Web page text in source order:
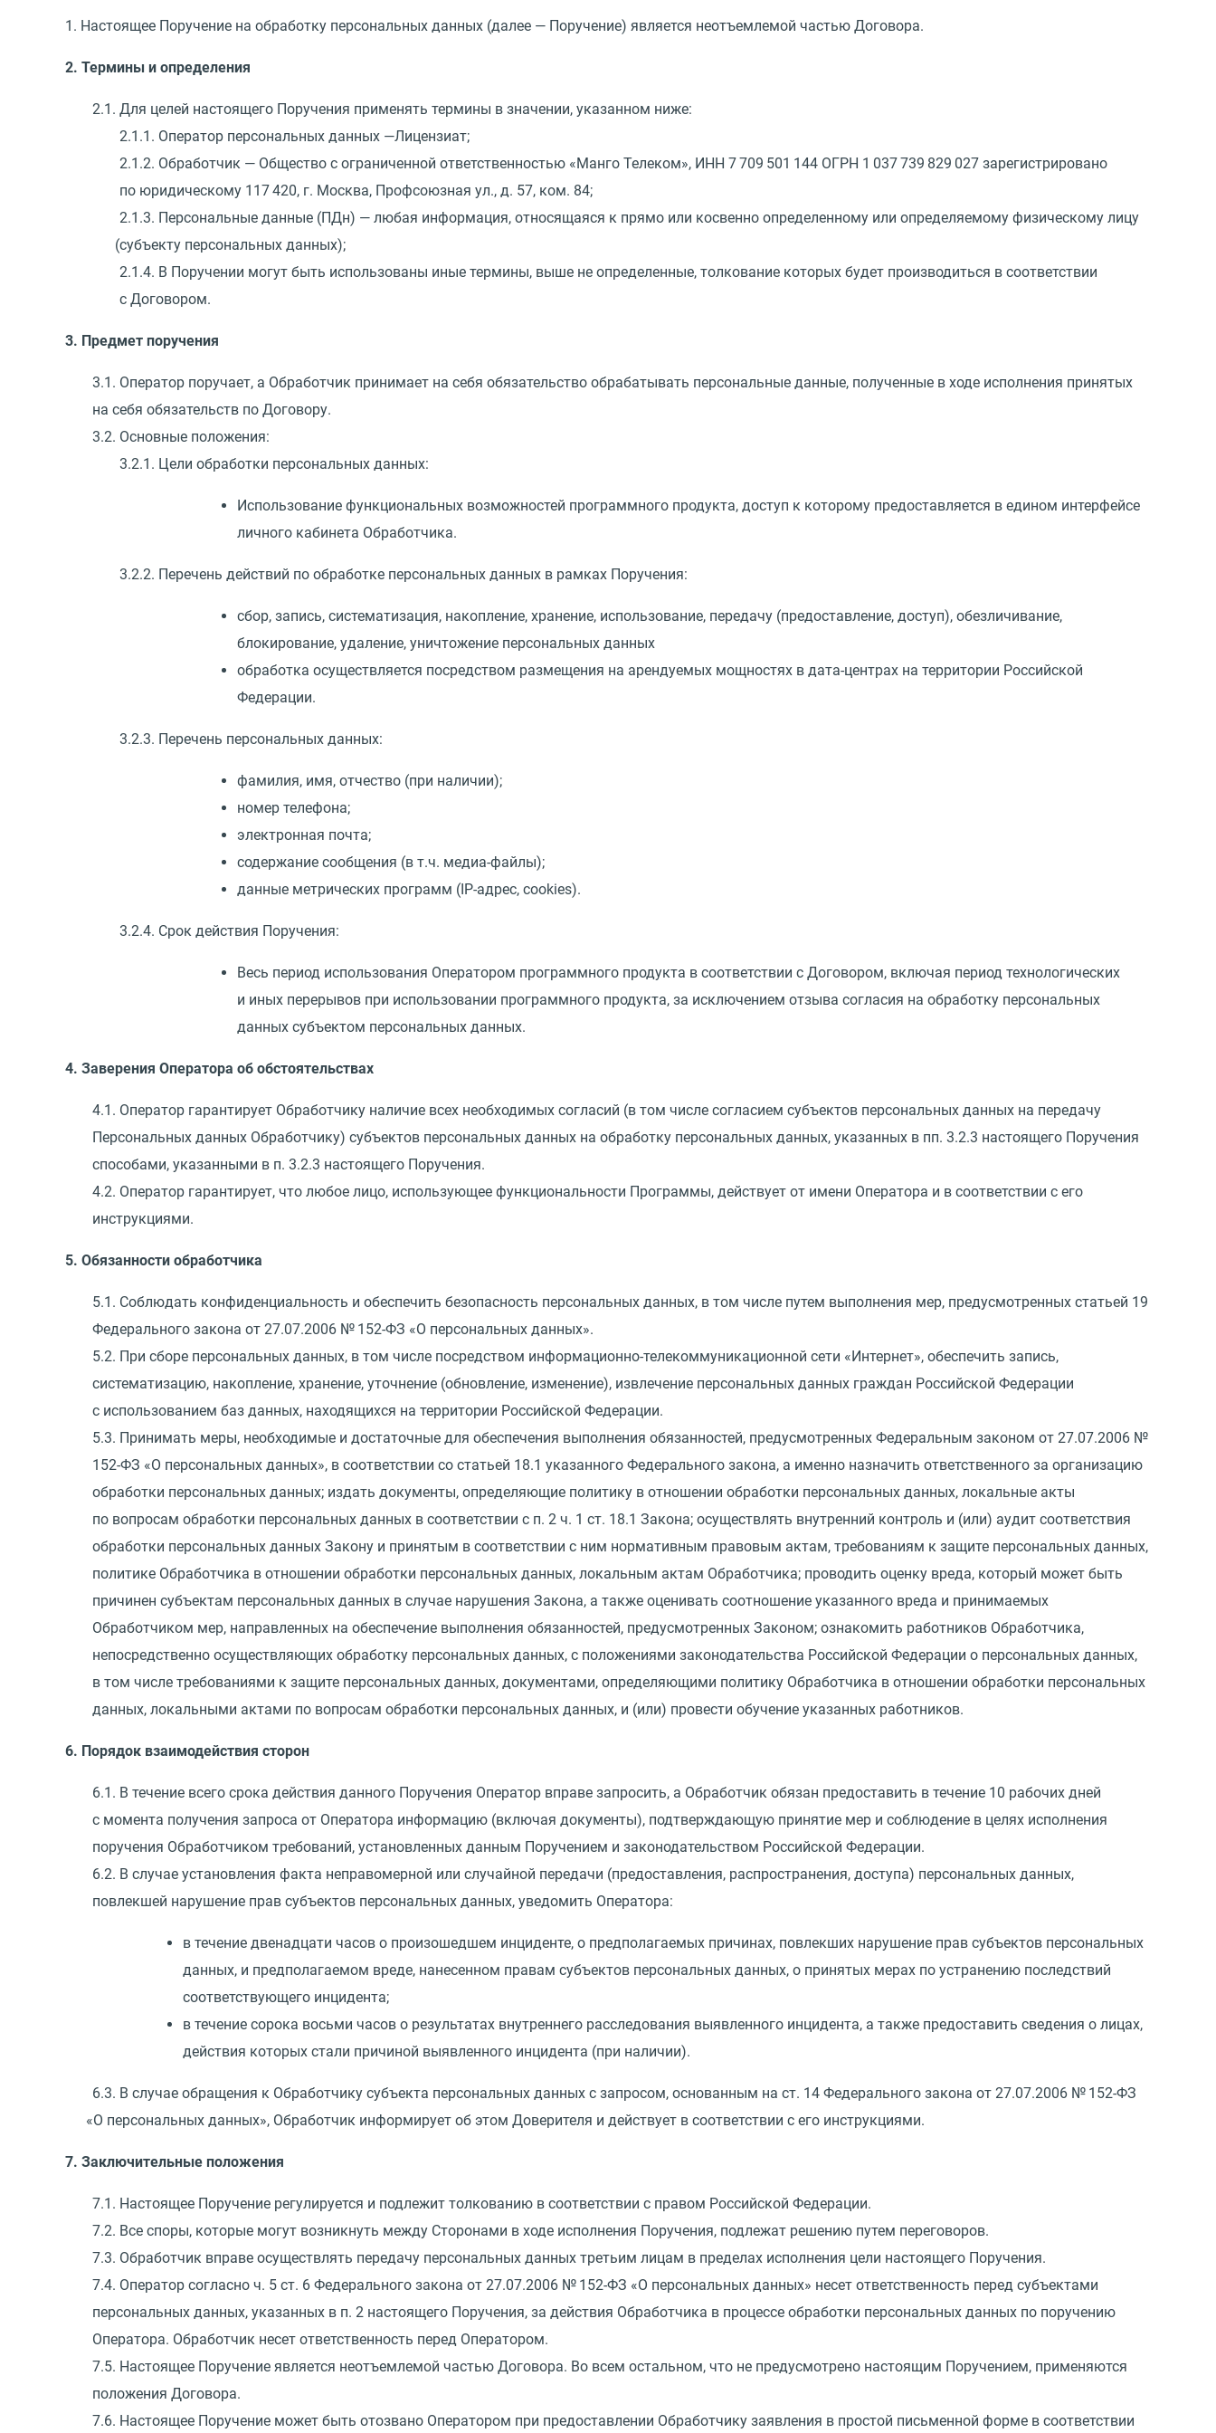
1. Настоящее Поручение на обработку персональных данных (далее — Поручение) является неотъемлемой частью Договора.
2. Термины и определения
2.1. Для целей настоящего Поручения применять термины в значении, указанном ниже:
2.1.1. Оператор персональных данных —Лицензиат;
2.1.2. Обработчик — Общество с ограниченной ответственностью «Манго Телеком», ИНН 7 709 501 144 ОГРН 1 037 739 829 027 зарегистрировано
по юридическому 117 420, г. Москва, Профсоюзная ул., д. 57, ком. 84;
2.1.3. Персональные данные (ПДн) — любая информация, относящаяся к прямо или косвенно определенному или определяемому физическому лицу
(субъекту персональных данных);
2.1.4. В Поручении могут быть использованы иные термины, выше не определенные, толкование которых будет производиться в соответствии
с Договором.
3. Предмет поручения
3.1. Оператор поручает, а Обработчик принимает на себя обязательство обрабатывать персональные данные, полученные в ходе исполнения принятых
на себя обязательств по Договору.
3.2. Основные положения:
3.2.1. Цели обработки персональных данных:
Использование функциональных возможностей программного продукта, доступ к которому предоставляется в едином интерфейсе
личного кабинета Обработчика.
3.2.2. Перечень действий по обработке персональных данных в рамках Поручения:
сбор, запись, систематизация, накопление, хранение, использование, передачу (предоставление, доступ), обезличивание,
блокирование, удаление, уничтожение персональных данных
обработка осуществляется посредством размещения на арендуемых мощностях в дата-центрах на территории Российской
Федерации.
3.2.3. Перечень персональных данных:
фамилия, имя, отчество (при наличии);
номер телефона;
электронная почта;
содержание сообщения (в т.ч. медиа-файлы);
данные метрических программ (IP-адрес, cookies).
3.2.4. Срок действия Поручения:
Весь период использования Оператором программного продукта в соответствии с Договором, включая период технологических
и иных перерывов при использовании программного продукта, за исключением отзыва согласия на обработку персональных
данных субъектом персональных данных.
4. Заверения Оператора об обстоятельствах
4.1. Оператор гарантирует Обработчику наличие всех необходимых согласий (в том числе согласием субъектов персональных данных на передачу
Персональных данных Обработчику) субъектов персональных данных на обработку персональных данных, указанных в пп. 3.2.3 настоящего Поручения
способами, указанными в п. 3.2.3 настоящего Поручения.
4.2. Оператор гарантирует, что любое лицо, использующее функциональности Программы, действует от имени Оператора и в соответствии с его
инструкциями.
5. Обязанности обработчика
5.1. Соблюдать конфиденциальность и обеспечить безопасность персональных данных, в том числе путем выполнения мер, предусмотренных статьей 19
Федерального закона от 27.07.2006 № 152-ФЗ «О персональных данных».
5.2. При сборе персональных данных, в том числе посредством информационно-телекоммуникационной сети «Интернет», обеспечить запись,
систематизацию, накопление, хранение, уточнение (обновление, изменение), извлечение персональных данных граждан Российской Федерации
с использованием баз данных, находящихся на территории Российской Федерации.
5.3. Принимать меры, необходимые и достаточные для обеспечения выполнения обязанностей, предусмотренных Федеральным законом от 27.07.2006 №
152-ФЗ «О персональных данных», в соответствии со статьей 18.1 указанного Федерального закона, а именно назначить ответственного за организацию
обработки персональных данных; издать документы, определяющие политику в отношении обработки персональных данных, локальные акты
по вопросам обработки персональных данных в соответствии с п. 2 ч. 1 ст. 18.1 Закона; осуществлять внутренний контроль и (или) аудит соответствия
обработки персональных данных Закону и принятым в соответствии с ним нормативным правовым актам, требованиям к защите персональных данных,
политике Обработчика в отношении обработки персональных данных, локальным актам Обработчика; проводить оценку вреда, который может быть
причинен субъектам персональных данных в случае нарушения Закона, а также оценивать соотношение указанного вреда и принимаемых
Обработчиком мер, направленных на обеспечение выполнения обязанностей, предусмотренных Законом; ознакомить работников Обработчика,
непосредственно осуществляющих обработку персональных данных, с положениями законодательства Российской Федерации о персональных данных,
в том числе требованиями к защите персональных данных, документами, определяющими политику Обработчика в отношении обработки персональных
данных, локальными актами по вопросам обработки персональных данных, и (или) провести обучение указанных работников.
6. Порядок взаимодействия сторон
6.1. В течение всего срока действия данного Поручения Оператор вправе запросить, а Обработчик обязан предоставить в течение 10 рабочих дней
с момента получения запроса от Оператора информацию (включая документы), подтверждающую принятие мер и соблюдение в целях исполнения
поручения Обработчиком требований, установленных данным Поручением и законодательством Российской Федерации.
6.2. В случае установления факта неправомерной или случайной передачи (предоставления, распространения, доступа) персональных данных,
повлекшей нарушение прав субъектов персональных данных, уведомить Оператора:
в течение двенадцати часов о произошедшем инциденте, о предполагаемых причинах, повлекших нарушение прав субъектов персональных
данных, и предполагаемом вреде, нанесенном правам субъектов персональных данных, о принятых мерах по устранению последствий
соответствующего инцидента;
в течение сорока восьми часов о результатах внутреннего расследования выявленного инцидента, а также предоставить сведения о лицах,
действия которых стали причиной выявленного инцидента (при наличии).
6.3. В случае обращения к Обработчику субъекта персональных данных с запросом, основанным на ст. 14 Федерального закона от 27.07.2006 № 152-ФЗ
«О персональных данных», Обработчик информирует об этом Доверителя и действует в соответствии с его инструкциями.
7. Заключительные положения
7.1. Настоящее Поручение регулируется и подлежит толкованию в соответствии с правом Российской Федерации.
7.2. Все споры, которые могут возникнуть между Сторонами в ходе исполнения Поручения, подлежат решению путем переговоров.
7.3. Обработчик вправе осуществлять передачу персональных данных третьим лицам в пределах исполнения цели настоящего Поручения.
7.4. Оператор согласно ч. 5 ст. 6 Федерального закона от 27.07.2006 № 152-ФЗ «О персональных данных» несет ответственность перед субъектами
персональных данных, указанных в п. 2 настоящего Поручения, за действия Обработчика в процессе обработки персональных данных по поручению
Оператора. Обработчик несет ответственность перед Оператором.
7.5. Настоящее Поручение является неотъемлемой частью Договора. Во всем остальном, что не предусмотрено настоящим Поручением, применяются
положения Договора.
7.6. Настоящее Поручение может быть отозвано Оператором при предоставлении Обработчику заявления в простой письменной форме в соответствии